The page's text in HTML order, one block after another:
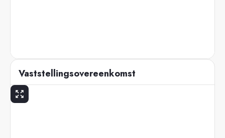
Vaststellingsovereenkomst